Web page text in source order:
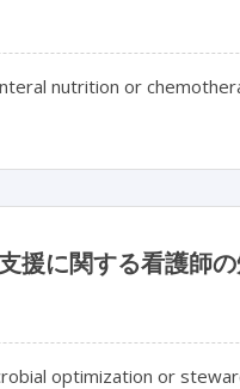
nutrition or
援に関する看護師
optimization or